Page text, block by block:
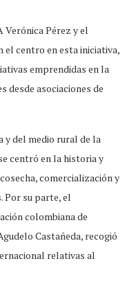
Verónica Pérez y el
el centro en esta iniciativa,
emprendidas en la
desde asociaciones de
y del medio rural de la
centró en la historia y
comercialización y
Por su parte, el
colombiana de
Castañeda, recogió
relativas al